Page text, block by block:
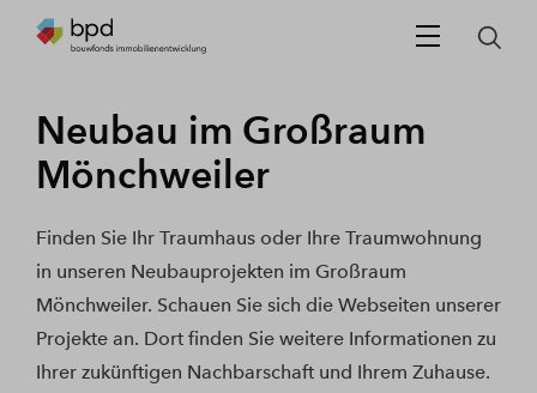
Neubau im Großraum
Mönchweiler
Finden Sie Ihr Traumhaus oder Ihre Traumwohnung
in unseren Neubauprojekten im Großraum
Mönchweiler. Schauen Sie sich die Webseiten unserer
Projekte an. Dort finden Sie weitere Informationen zu
Ihrer zukünftigen Nachbarschaft und Ihrem Zuhause.